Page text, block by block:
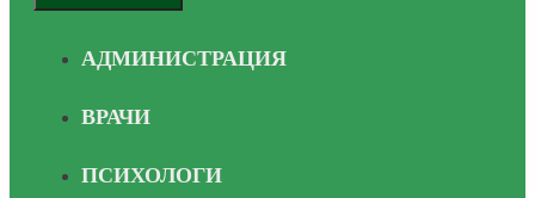
АДМИНИСТРАЦИЯ
ВРАЧИ
ПСИХОЛОГИ